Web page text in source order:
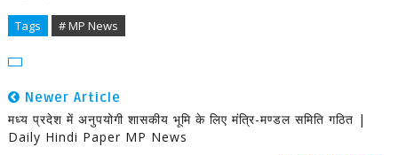
Tags # MP News
Newer Article
मध्य प्रदेश में अनुपयोगी शासकीय भूमि के लिए मंत्रि-मण्डल समिति गठित |
Daily Hindi Paper MP News